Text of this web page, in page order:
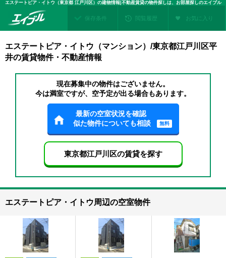
エステートピア・イトウ（東京都 江戸川区）の建物情報|不動産賃貸の物件探しは、お部屋探しのエイブル
保存条件 閲覧履歴 お気に入り
エステートピア・イトウ（マンション）/東京都江戸川区平
井の賃貸物件・不動産情報
現在募集中の物件はございません。
今は満室ですが、空予定が出る場合もあります。
最新の空室状況を確認
似た物件についても相談
無料
東京都江戸川区の賃貸を探す
エステートピア・イトウ周辺の空室物件